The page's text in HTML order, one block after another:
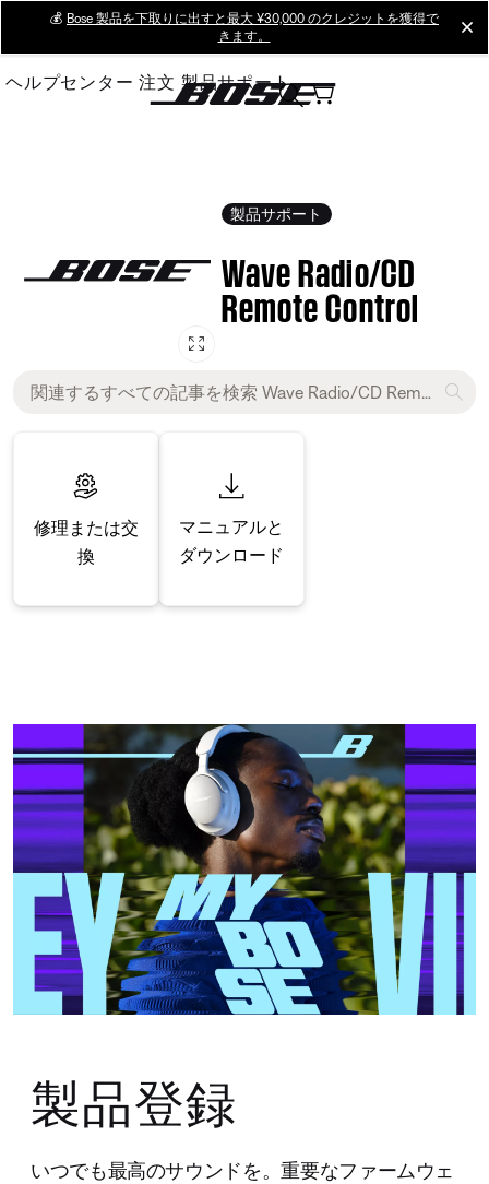
Main
💰 Bose 製品を下取りに出すと最大 ¥30,000 のクレジットを獲得で
きます。
ヘルプセンター 注文 製品サポート
製品サポート
Wave Radio/CD
Remote Control
修理または交
換
マニュアルと
ダウンロード
製品登録
いつでも最高のサウンドを。重要なファームウェ